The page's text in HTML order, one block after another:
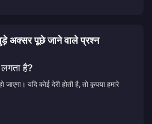
अक्सर पूछे जाने वाले प्रश्न
है?
यदि कोई देरी होती है, तो कृपया हमारे